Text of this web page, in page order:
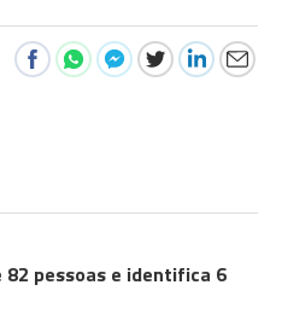
pessoas e identifica 6